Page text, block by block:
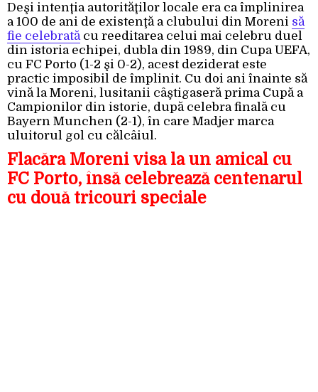
Deşi intenţia autorităţilor locale era ca împlinirea
a 100 de ani de existenţă a clubului din Moreni să
fie celebratăcu reeditarea celui mai celebru duel
din istoria echipei, dubla din 1989, din Cupa UEFA,
cu FC Porto (1-2 şi 0-2), acest deziderat este
practic imposibil de împlinit. Cu doi ani înainte să
vină la Moreni, lusitanii câştigaseră prima Cupă a
Campionilor din istorie, după celebra finală cu
Bayern Munchen (2-1), în care Madjer marca
uluitorul gol cu călcâiul.
Flacăra Moreni visa la un amical cu
FC Porto, însă celebrează centenarul
cu două tricouri speciale